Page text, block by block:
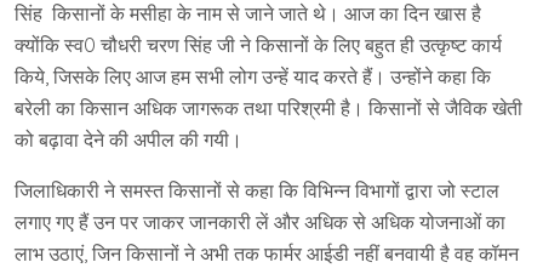
सिंह किसानों के मसीहा के नाम से जाने जाते थे। आज का दिन खास है
क्योंकि स्व0 चौधरी चरण सिंह जी ने किसानों के लिए बहुत ही उत्कृष्ट कार्य
किये, जिसके लिए आज हम सभी लोग उन्हें याद करते हैं। उन्होंने कहा कि
बरेली का किसान अधिक जागरूक तथा परिश्रमी है। किसानों से जैविक खेती
को बढ़ावा देने की अपील की गयी।
जिलाधिकारी ने समस्त किसानों से कहा कि विभिन्न विभागों द्वारा जो स्टाल
लगाए गए हैं उन पर जाकर जानकारी लें और अधिक से अधिक योजनाओं का
लाभ उठाएं, जिन किसानों ने अभी तक फार्मर आईडी नहीं बनवायी है वह कॉमन